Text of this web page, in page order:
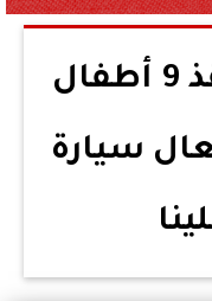
العناية الإلهية تنقذ 9 أطفال
سيارة